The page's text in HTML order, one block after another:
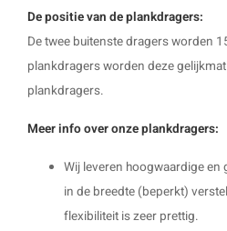
De positie van de plankdragers:
De twee buitenste dragers worden
plankdragers worden deze
plankdragers.
Meer info over onze plankdragers:
Wij leveren hoogwaardige
in de breedte (beperkt)
flexibiliteit is zeer prettig.